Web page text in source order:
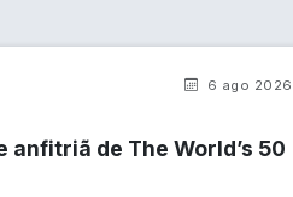
6 ago 2026
anfitriã de The World’s 50